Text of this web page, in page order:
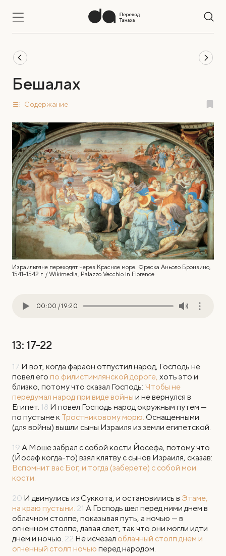
Бешалах
Содержание
Израильтяне переходят через Красное море. Фреска Аньоло Бронзино,
1541–1542 г. / Wikimedia, Palazzo Vecchio in Florence
00:00 /19:20
13: 17-22
17 И вот, когда фараон отпустил народ, Господь не
повел его по филистимлянской дороге, хоть это и
близко, потому что сказал Господь: Чтобы не
передумал народ при виде войны и не вернулся в
Египет. 18 И повел Господь народ окружным путем —
по пустыне к Тростниковому морю. Оснащенными
(для войны) вышли сыны Израиля из земли египетской.
19 А Моше забрал с собой кости Йосефа, потому что
(Йосеф когда-то) взял клятву с сынов Израиля, сказав:
Вспомнит вас Бог, и тогда (заберете) с собой мои
кости.
20 И двинулись из Суккота, и остановились в Этаме,
на краю пустыни. 21 А Господь шел перед ними днем в
облачном столпе, показывая путь, а ночью — в
огненном столпе, давая свет, так что они могли идти
днем и ночью. 22 Не исчезал облачный столп днем и
огненный столп ночью перед народом.